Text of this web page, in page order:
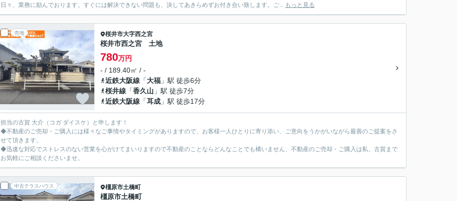
日々、業務に励んでおります。すぐには解決できない問題も、決してあきらめずお付き合い致します。ご... もっと見る
売地 桜井市大字西之宮
桜井市西之宮 土地
780万円
- / 189.40㎡ / -
近鉄大阪線 「大福 」駅 徒歩6分
桜井線 「香久山 」駅 徒歩7分
近鉄大阪線 「耳成 」駅 徒歩17分
担当の古賀 大介（コガ ダイスケ）と申します！
◆不動産のご売却・ご購入には様々なご事情やタイミングがありますので、お客様一人ひとりに寄り添い、ご意向をうかがいながら最善のご提案をさ
せて頂きます。
◆迅速な対応でストレスのない営業を心がけてまいりますので不動産のことならどんなことでも構いません、不動産のご売却・ご購入は私、古賀まで
お気軽にご相談くださいませ。
中古テラスハウス 橿原市土橋町
橿原市土橋町